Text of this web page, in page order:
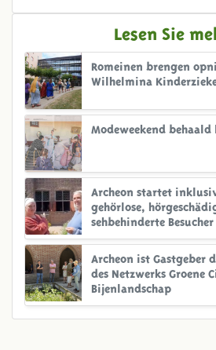
Lesen Sie
Romeinen brengen
Wilhelmina
Modeweekend behaald
Archeon startet
gehörlose,
sehbehinderte Besucher
Archeon ist Gastgeber
des Netzwerks Groene
Bijenlandschap